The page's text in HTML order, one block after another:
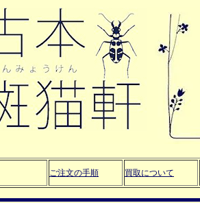
ご注文の手順 買取について